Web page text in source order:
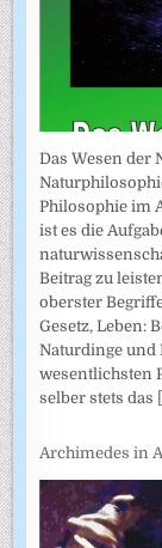
Das Wesen der
Philosophie im
ist es die
Beitrag zu
oberster
Gesetz, Leben:
Naturdinge und
wesentlichsten
selber stets das
Archimedes in